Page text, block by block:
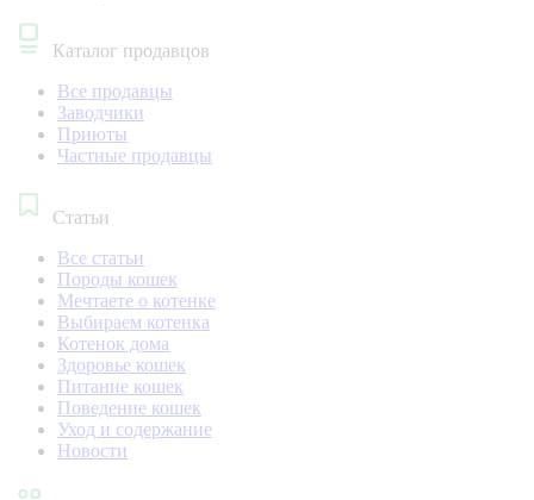
Каталог продавцов
Все продавцы
Заводчики
Приюты
Частные продавцы
Статьи
Все статьи
Породы кошек
Мечтаете о котенке
Выбираем котенка
Котенок дома
Здоровье кошек
Питание кошек
Поведение кошек
Уход и содержание
Новости